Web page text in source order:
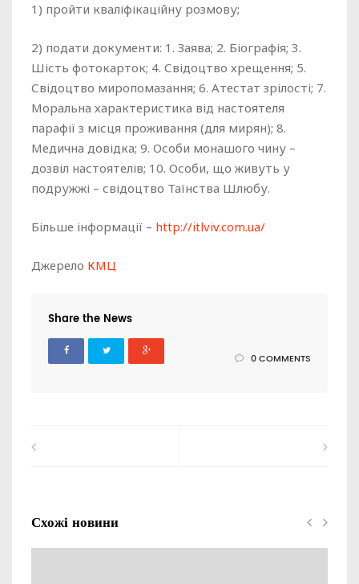
1) пройти кваліфікаційну розмову;
2) подати документи: 1. Заява; 2. Біографія; 3.
Шість фотокарток; 4. Свідоцтво хрещення; 5.
Свідоцтво миропомазання; 6. Атестат зрілості; 7.
Моральна характеристика від настоятеля
парафії з місця проживання (для мирян); 8.
Медична довідка; 9. Особи монашого чину –
дозвіл настоятелів; 10. Особи, що живуть у
подружжі – свідоцтво Таїнства Шлюбу.
Більше інформації – http://itlviv.com.ua/
Джерело КМЦ
Share the News
0 COMMENTS
Схожі новини